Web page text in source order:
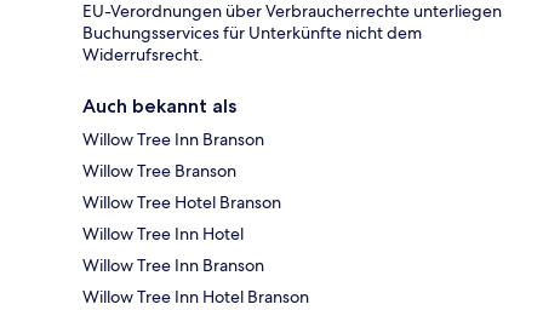
EU-Verordnungen über Verbraucherrechte unterliegen
Buchungsservices für Unterkünfte nicht dem
Widerrufsrecht.
Auch bekannt als
Willow Tree Inn Branson
Willow Tree Branson
Willow Tree Hotel Branson
Willow Tree Inn Hotel
Willow Tree Inn Branson
Willow Tree Inn Hotel Branson